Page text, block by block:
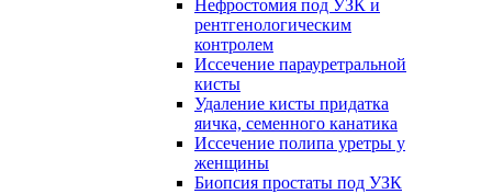
Нефростомия под УЗК и
рентгенологическим
контролем
Иссечение парауретральной
кисты
Удаление кисты придатка
яичка, семенного канатика
Иссечение полипа уретры у
женщины
Биопсия простаты под УЗК